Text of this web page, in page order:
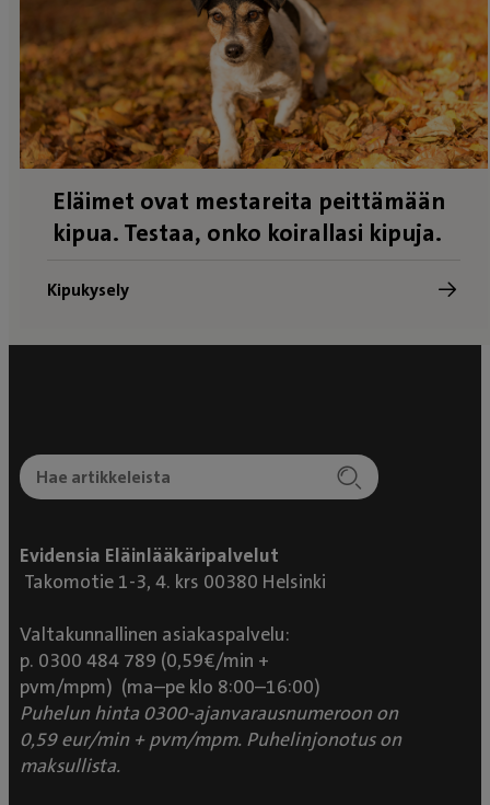
Eläimet ovat mestareita peittämään
kipua. Testaa, onko koirallasi kipuja.
Kipukysely
Evidensia Eläinlääkäripalvelut
Takomotie 1-3, 4. krs 00380 Helsinki
Valtakunnallinen asiakaspalvelu:
p. 0300 484 789 (0,59€/min +
pvm/mpm) (ma–pe klo 8:00–16:00)
Puhelun hinta 0300-ajanvarausnumeroon on
0,59 eur/min + pvm/mpm. Puhelinjonotus on
maksullista.